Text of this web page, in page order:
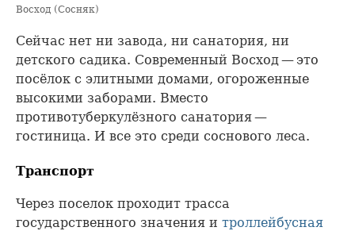
Восход (Сосняк)
Сейчас нет ни завода, ни санатория, ни
детского садика. Современный Восход — это
посёлок с элитными домами, огороженные
высокими заборами. Вместо
противотуберкулёзного санатория —
гостиница. И все это среди соснового леса.
Транспорт
Через поселок проходит трасса
государственного значения и троллейбусная